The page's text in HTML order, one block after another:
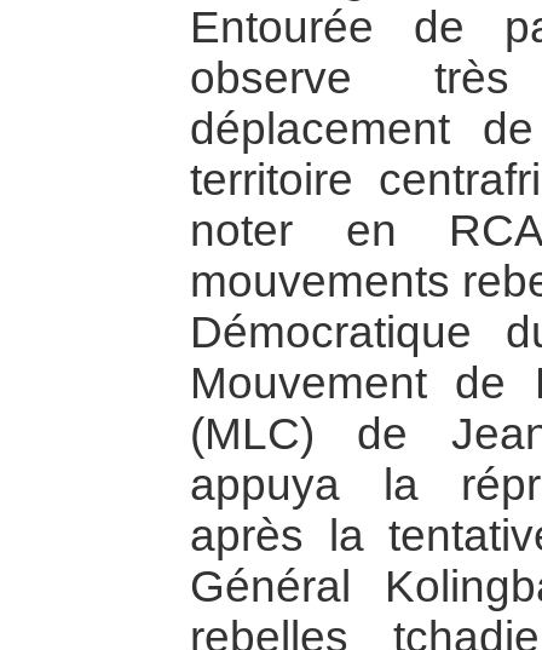
Entourée de
observe
déplacement
territoire
noter en
mouvements
Démocratique
Mouvement de
(MLC) de
appuya la
après la
Général
rebelles